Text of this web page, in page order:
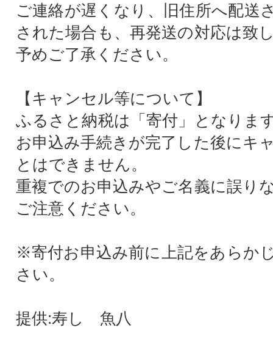
ご連絡が遅くなり、旧住所へ配送
された場合も、再発送の対応は致
予めご了承ください。
【キャンセル等について】
ふるさと納税は「寄付」となりま
お申込み手続きが完了した後にキ
とはできません。
重複でのお申込みやご名義に誤り
ご注意ください。
※寄付お申込み前に上記をあらか
さい。
提供:寿し 魚八